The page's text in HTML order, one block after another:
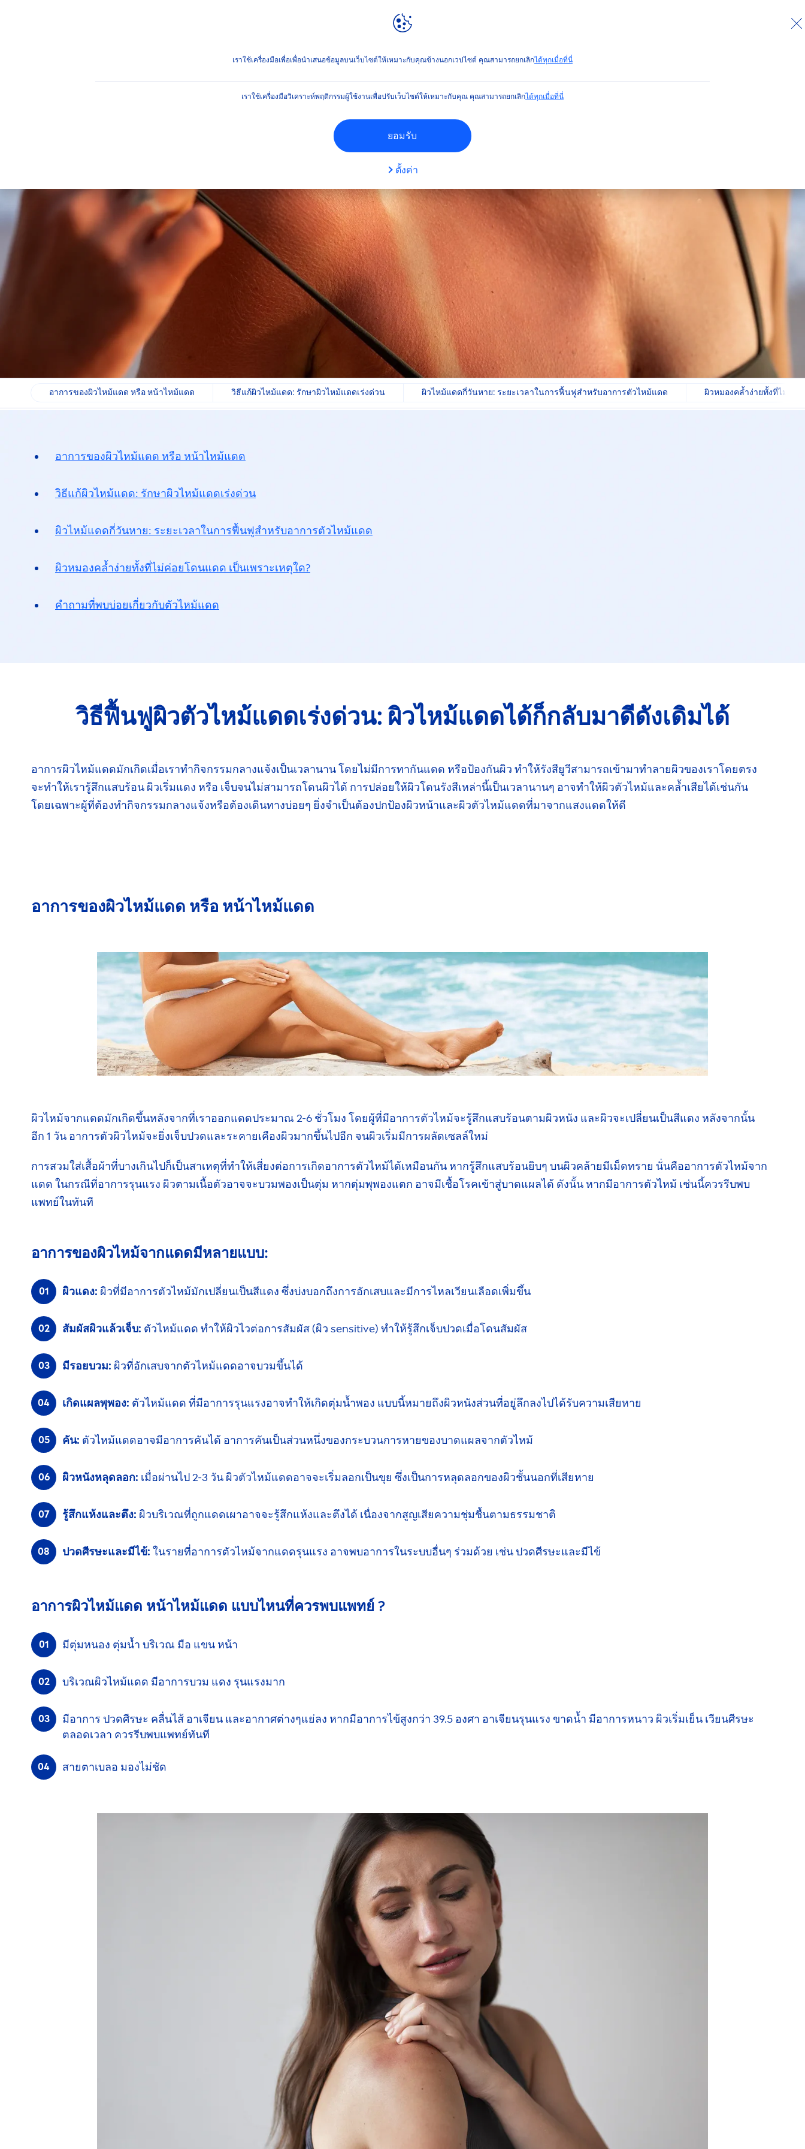
เราใช้เครื่องมือเพื่อเพื่อนำเสนอข้อมูลบนเว็บไซต์ให้เหมาะกับคุณข้างนอกเวปไซต์ คุณสามารถยกเลิกได้ทุกเมื่อที่นี่
เราใช้เครื่องมือวิเคราะห์พฤติกรรมผู้ใช้งานเพื่อปรับเว็บไซต์ให้เหมาะกับคุณ คุณสามารถยกเลิกได้ทุกเมื่อที่นี่
ยอมรับ
ตั้งค่า
หมดกังวลเรื่องผิวไหม้! แจก 7 วิธีแก้ผิวไหม้แดดเร่งด่วน
อาการของผิวไหม้แดด หรือ หน้าไหม้แดด วิธีแก้ผิวไหม้แดด: รักษาผิวไหม้แดดเร่งด่วน ผิวไหม้แดดกี่วันหาย: ระยะเวลาในการฟื้นฟูสำหรับอาการตัวไหม้แดด ผิวหมองคล้ำง่ายทั้งที่ไม่ค่อ
อาการของผิวไหม้แดด หรือ หน้าไหม้แดด
วิธีแก้ผิวไหม้แดด: รักษาผิวไหม้แดดเร่งด่วน
ผิวไหม้แดดกี่วันหาย: ระยะเวลาในการฟื้นฟูสำหรับอาการตัวไหม้แดด
ผิวหมองคล้ำง่ายทั้งที่ไม่ค่อยโดนแดด เป็นเพราะเหตุใด?
คำถามที่พบบ่อยเกี่ยวกับตัวไหม้แดด
วิธีฟื้นฟูผิวตัวไหม้แดดเร่งด่วน: ผิวไหม้แดดได้ก็กลับมาดีดังเดิมได้
อาการผิวไหม้แดดมักเกิดเมื่อเราทำกิจกรรมกลางแจ้งเป็นเวลานาน โดยไม่มีการทากันแดด หรือป้องกันผิว ทำให้รังสียูวีสามารถเข้ามาทำลายผิวของเราโดยตรง
จะทำให้เรารู้สึกแสบร้อน ผิวเริ่มแดง หรือ เจ็บจนไม่สามารถโดนผิวได้ การปล่อยให้ผิวโดนรังสีเหล่านี้เป็นเวลานานๆ อาจทำให้ผิวตัวไหม้และคล้ำเสียได้เช่นกัน
โดยเฉพาะผู้ที่ต้องทำกิจกรรมกลางแจ้งหรือต้องเดินทางบ่อยๆ ยิ่งจำเป็นต้องปกป้องผิวหน้าและผิวตัวไหม้แดดที่มาจากแสงแดดให้ดี
อาการของผิวไหม้แดด หรือ หน้าไหม้แดด
ผิวไหม้จากแดดมักเกิดขึ้นหลังจากที่เราออกแดดประมาณ 2-6 ชั่วโมง โดยผู้ที่มีอาการตัวไหม้จะรู้สึกแสบร้อนตามผิวหนัง และผิวจะเปลี่ยนเป็นสีแดง หลังจากนั้น
อีก 1 วัน อาการตัวผิวไหม้จะยิ่งเจ็บปวดและระคายเคืองผิวมากขึ้นไปอีก จนผิวเริ่มมีการผลัดเซลล์ใหม่
การสวมใส่เสื้อผ้าที่บางเกินไปก็เป็นสาเหตุที่ทำให้เสี่ยงต่อการเกิดอาการตัวไหม้ได้เหมือนกัน หากรู้สึกแสบร้อนยิบๆ บนผิวคล้ายมีเม็ดทราย นั่นคืออาการตัวไหม้จาก
แดด ในกรณีที่อาการรุนแรง ผิวตามเนื้อตัวอาจจะบวมพองเป็นตุ่ม หากตุ่มพุพองแตก อาจมีเชื้อโรคเข้าสู่บาดแผลได้ ดังนั้น หากมีอาการตัวไหม้ เช่นนี้ควรรีบพบ
แพทย์ในทันที
อาการของผิวไหม้จากแดดมีหลายแบบ:
ผิวแดง: ผิวที่มีอาการตัวไหม้มักเปลี่ยนเป็นสีแดง ซึ่งบ่งบอกถึงการอักเสบและมีการไหลเวียนเลือดเพิ่มขึ้น
สัมผัสผิวแล้วเจ็บ: ตัวไหม้แดด ทำให้ผิวไวต่อการสัมผัส(ผิว sensitive) ทำให้รู้สึกเจ็บปวดเมื่อโดนสัมผัส
มีรอยบวม: ผิวที่อักเสบจากตัวไหม้แดดอาจบวมขึ้นได้
เกิดแผลพุพอง: ตัวไหม้แดด ที่มีอาการรุนแรงอาจทำให้เกิดตุ่มน้ำพอง แบบนี้หมายถึงผิวหนังส่วนที่อยู่ลึกลงไปได้รับความเสียหาย
คัน: ตัวไหม้แดดอาจมีอาการคันได้ อาการคันเป็นส่วนหนึ่งของกระบวนการหายของบาดแผลจากตัวไหม้
ผิวหนังหลุดลอก: เมื่อผ่านไป 2-3 วัน ผิวตัวไหม้แดดอาจจะเริ่มลอกเป็นขุย ซึ่งเป็นการหลุดลอกของผิวชั้นนอกที่เสียหาย
รู้สึกแห้งและตึง: ผิวบริเวณที่ถูกแดดเผาอาจจะรู้สึกแห้งและตึงได้ เนื่องจากสูญเสียความชุ่มชื้นตามธรรมชาติ
ปวดศีรษะและมีไข้: ในรายที่อาการตัวไหม้จากแดดรุนแรง อาจพบอาการในระบบอื่นๆ ร่วมด้วย เช่น ปวดศีรษะและมีไข้
อาการผิวไหม้แดด หน้าไหม้แดด แบบไหนที่ควรพบแพทย์ ?
มีตุ่มหนอง ตุ่มน้ำ บริเวณ มือ แขน หน้า
บริเวณผิวไหม้แดด มีอาการบวม แดง รุนแรงมาก
มีอาการ ปวดศีรษะ คลื่นไส้ อาเจียน และอากาศต่างๆแย่ลง หากมีอาการไข้สูงกว่า 39.5 องศา อาเจียนรุนแรง ขาดน้ำ มีอาการหนาว ผิวเริ่มเย็น เวียนศีรษะ
ตลอดเวลา ควรรีบพบแพทย์ทันที
สายตาเบลอ มองไม่ชัด